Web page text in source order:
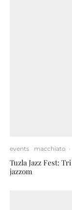
events macchiato ·
Tuzla Jazz Fest:
jazzom